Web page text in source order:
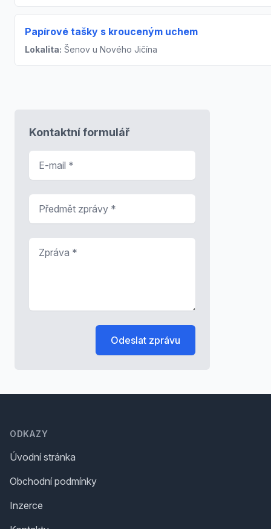
Papírové tašky s krouceným uchem
Lokalita: Šenov u Nového Jičína
Kontaktní formulář
Odeslat zprávu
ODKAZY
Úvodní stránka
Obchodní podmínky
Inzerce